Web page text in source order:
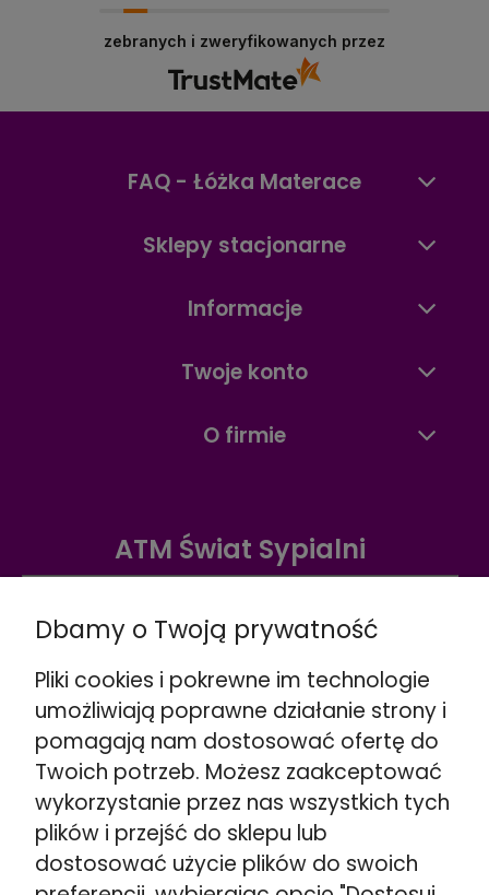
szybko i przyjemnie — właśnie tak powinno
wyglądać wybieranie idealnego łóżka i materaca.
Zapraszamy ponownie — zawsze służymy
zebranych i zweryfikowanych przez
FAQ - Łóżka Materace
Sklepy stacjonarne
Informacje
Twoje konto
O firmie
ATM Świat Sypialni
☎️+48 888 732 669
Wskazówki dojazdu >>
Warszawa ul. Puławska 280
☎️+48 662 901 048
Wskazówki dojazdu >>
Stojadła ul. Warszawska 79
obok Mińsk Mazowiecki
☎️+48 692 098 851
Wskazówki dojazdu >>
Dbamy o Twoją prywatność
Pliki cookies i pokrewne im technologie
umożliwiają poprawne działanie strony i
pomagają nam dostosować ofertę do
Twoich potrzeb. Możesz zaakceptować
wykorzystanie przez nas wszystkich tych
plików i przejść do sklepu lub
dostosować użycie plików do swoich